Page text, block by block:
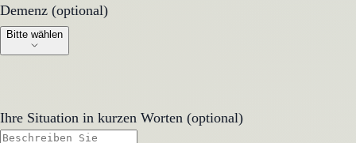
Demenz (optional)
Demenz (optional)
Bitte wählen
Ihre Situation in kurzen Worten (optional)